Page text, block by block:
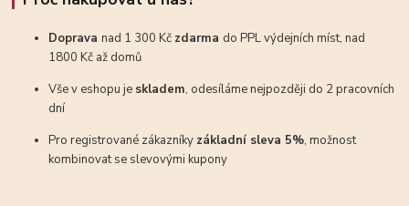
Dopravanad 1 300 Kč zdarma do PPL výdejních míst, nad
1800 Kč až domů
Vše v eshopu je skladem, odesíláme nejpozději do 2 pracovních
dní
Pro registrované zákazníky základní sleva 5%, možnost
kombinovat se slevovými kupony